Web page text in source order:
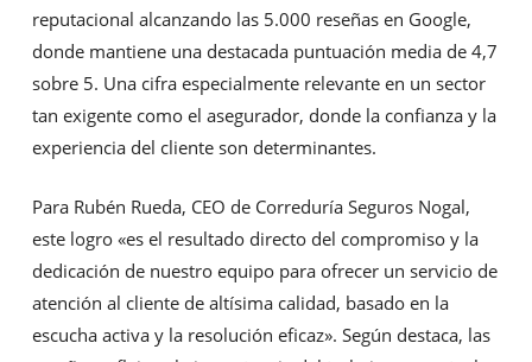
reputacional alcanzando las 5.000 reseñas en Google,
donde mantiene una destacada puntuación media de 4,7
sobre 5. Una cifra especialmente relevante en un sector
tan exigente como el asegurador, donde la confianza y la
experiencia del cliente son determinantes.
Para Rubén Rueda, CEO de Correduría Seguros Nogal,
este logro «es el resultado directo del compromiso y la
dedicación de nuestro equipo para ofrecer un servicio de
atención al cliente de altísima calidad, basado en la
escucha activa y la resolución eficaz». Según destaca, las